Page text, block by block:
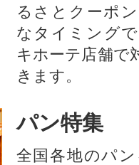
るさとクーポ
なタイミング
キホーテ店舗で
きます。
パン特集
全国各地のパ